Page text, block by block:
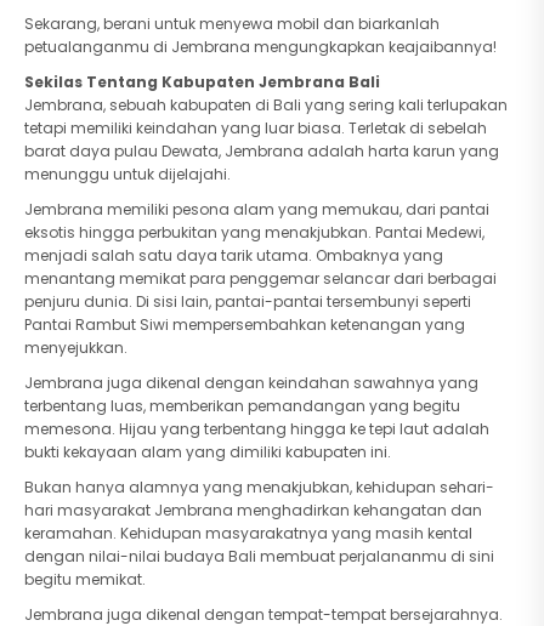
Sekarang, berani untuk menyewa mobil dan biarkanlah
petualanganmu di Jembrana mengungkapkan keajaibannya!
Sekilas Tentang Kabupaten Jembrana Bali
Jembrana, sebuah kabupaten di Bali yang sering kali terlupakan
tetapi memiliki keindahan yang luar biasa. Terletak di sebelah
barat daya pulau Dewata, Jembrana adalah harta karun yang
menunggu untuk dijelajahi.
Jembrana memiliki pesona alam yang memukau, dari pantai
eksotis hingga perbukitan yang menakjubkan. Pantai Medewi,
menjadi salah satu daya tarik utama. Ombaknya yang
menantang memikat para penggemar selancar dari berbagai
penjuru dunia. Di sisi lain, pantai-pantai tersembunyi seperti
Pantai Rambut Siwi mempersembahkan ketenangan yang
menyejukkan.
Jembrana juga dikenal dengan keindahan sawahnya yang
terbentang luas, memberikan pemandangan yang begitu
memesona. Hijau yang terbentang hingga ke tepi laut adalah
bukti kekayaan alam yang dimiliki kabupaten ini.
Bukan hanya alamnya yang menakjubkan, kehidupan sehari-
hari masyarakat Jembrana menghadirkan kehangatan dan
keramahan. Kehidupan masyarakatnya yang masih kental
dengan nilai-nilai budaya Bali membuat perjalananmu di sini
begitu memikat.
Jembrana juga dikenal dengan tempat-tempat bersejarahnya.